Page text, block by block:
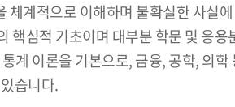
계적으로 이해하며 불확실한 사실
심적 기초이며 대부분 학문 및 응
계 이론을 기본으로, 금융, 공학, 의학
습니다.